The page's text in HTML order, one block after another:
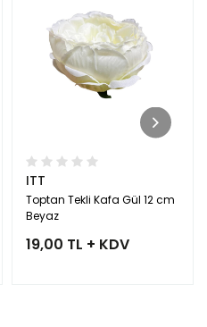
ITT
Toptan Tekli Kafa Gül 12 cm
Beyaz
19,00 TL + KDV